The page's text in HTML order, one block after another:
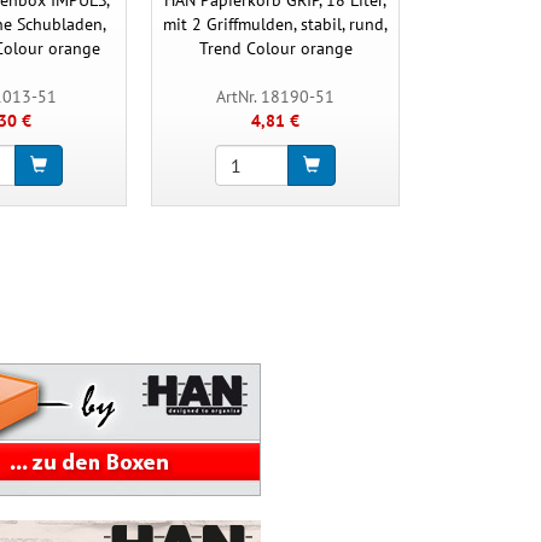
Schubladen,
orange
51
€
mit 2 Griffmulden, stabil, rund,
Trend Colour orange
ArtNr. 18190-51
4,81 €